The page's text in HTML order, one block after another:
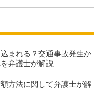
まれる？交通事故発生か
弁護士が解説
方法に関して弁護士が解